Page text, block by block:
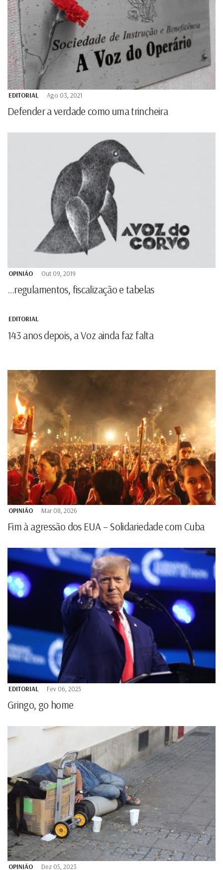
EDITORIAL Ago 03, 2021
Defender a verdade como uma trincheira
OPINIÃO Out 09, 2019
…regulamentos, fiscalização e tabelas
EDITORIAL
143 anos depois, a Voz ainda faz falta
OPINIÃO Mar 08, 2026
Fim à agressão dos EUA – Solidariedade com Cuba
EDITORIAL Fev 06, 2025
Gringo, go home
OPINIÃO Dez 05, 2023